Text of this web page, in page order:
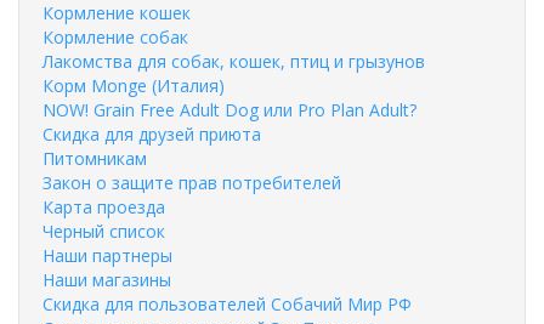
Кормление кошек
Кормление собак
Лакомства для собак, кошек, птиц и грызунов
Корм Monge (Италия)
NOW! Grain Free Adult Dog или Pro Plan Adult?
Скидка для друзей приюта
Питомникам
Закон о защите прав потребителей
Карта проезда
Черный список
Наши партнеры
Наши магазины
Скидка для пользователей Собачий Мир РФ